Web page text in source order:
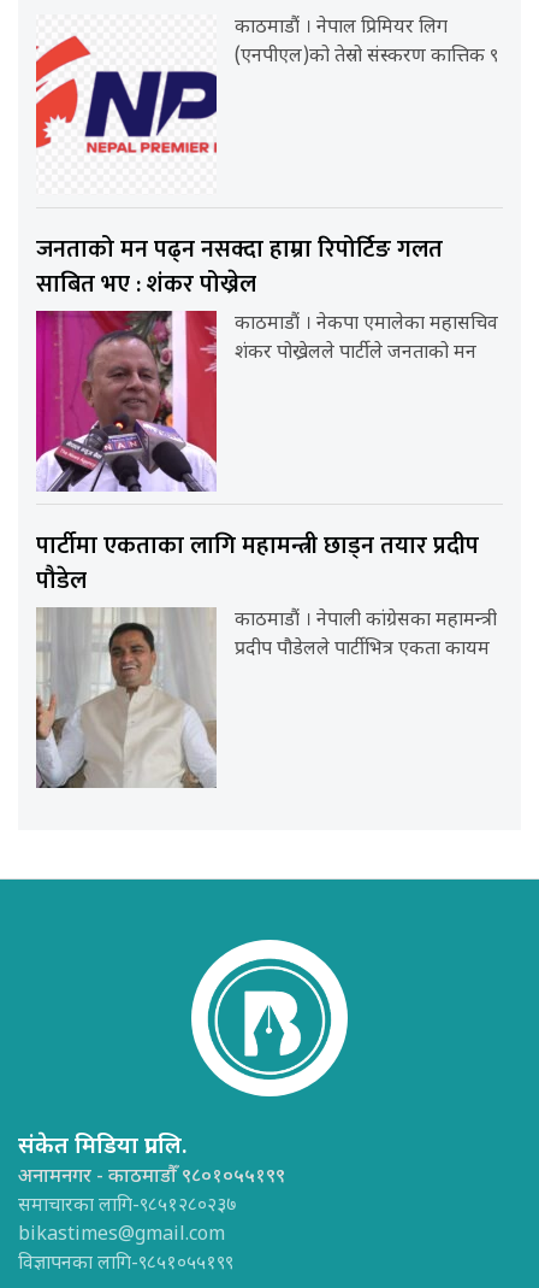
काठमाडौं । नेपाल प्रिमियर लिग
(एनपीएल)को तेस्रो संस्करण कात्तिक ९
जनताको मन पढ्न नसक्दा हाम्रा रिपोर्टिङ गलत
साबित भए : शंकर पोख्रेल
काठमाडौं । नेकपा एमालेका महासचिव
शंकर पोख्रेलले पार्टीले जनताको मन
पार्टीमा एकताका लागि महामन्त्री छाड्न तयार प्रदीप
पौडेल
काठमाडौं । नेपाली कांग्रेसका महामन्त्री
प्रदीप पौडेलले पार्टीभित्र एकता कायम
संकेत मिडिया प्रा.लि.
अनामनगर - काठमाडौँ ९८०१०५५१९९
समाचारका लागि-९८५१२८०२३७
bikastimes@gmail.com
विज्ञापनका लागि-९८५१०५५१९९